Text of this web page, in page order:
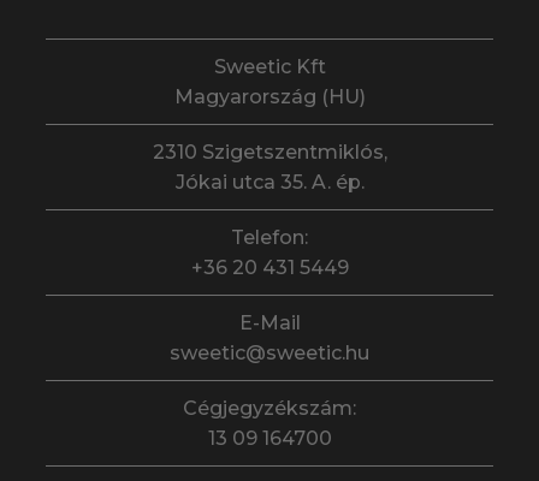
Sweetic Kft
Magyarország (HU)
2310 Szigetszentmiklós,
Jókai utca 35. A. ép.
Telefon:
+36 20 431 5449
E-Mail
sweetic@sweetic.hu
Cégjegyzékszám:
13 09 164700